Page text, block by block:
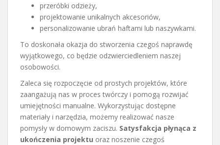
przeróbki odzieży,
projektowanie unikalnych akcesoriów,
personalizowanie ubrań haftami lub naszywkami.
To doskonała okazja do stworzenia czegoś naprawdę
wyjątkowego, co będzie odzwierciedleniem naszej
osobowości.
Zaleca się rozpoczęcie od prostych projektów, które
zaangażują nas w proces twórczy i pomogą rozwijać
umiejętności manualne. Wykorzystując dostępne
materiały i narzędzia, możemy realizować nasze
pomysły w domowym zaciszu. Satysfakcja płynąca z
ukończenia projektu oraz noszenie czegoś